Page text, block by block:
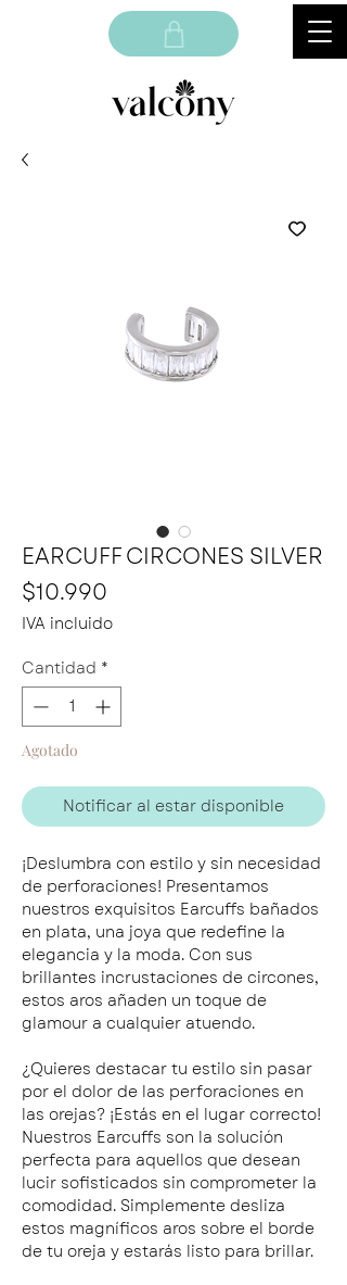
EARCUFF CIRCONES SILVER
$10.990
IVA incluido
Cantidad *
Agotado
Notificar al estar disponible
¡Deslumbra con estilo y sin necesidad
de perforaciones! Presentamos
nuestros exquisitos Earcuffs bañados
en plata, una joya que redefine la
elegancia y la moda. Con sus
brillantes incrustaciones de circones,
estos aros añaden un toque de
glamour a cualquier atuendo.
¿Quieres destacar tu estilo sin pasar
por el dolor de las perforaciones en
las orejas? ¡Estás en el lugar correcto!
Nuestros Earcuffs son la solución
perfecta para aquellos que desean
lucir sofisticados sin comprometer la
comodidad. Simplemente desliza
estos magníficos aros sobre el borde
de tu oreja y estarás listo para brillar.